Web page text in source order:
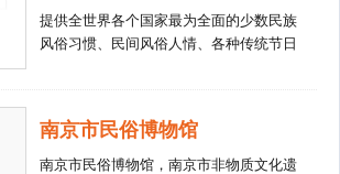
流平台，推动民族文化传承与保护，促进
地区形象提升和经济繁荣”的宗旨，设置
有专委会专区、节庆资讯、节庆研究、专
进我国民族节庆产业的持续、快速、良性
提供全世界各个国家最为全面的少数民族
风俗习惯、民间风俗人情、各种传统节日
南京市民俗博物馆
南京市民俗博物馆，南京市非物质文化遗